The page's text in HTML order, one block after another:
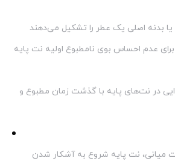
بدنه اصلی یک عطر را تشکیل می‌دهند
عدم احساس بوی نامطبوع اولیه نت پایه
در نت‌های پایه با گذشت زمان مطبوع و
میانی، نت پایه شروع به آشکار شدن